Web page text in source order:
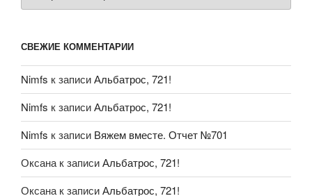
СВЕЖИЕ КОММЕНТАРИИ
Nimfs к записиАльбатрос, 721!
Nimfs к записиАльбатрос, 721!
Nimfs к записи Вяжем вместе. Отчет №701
Оксанак записиАльбатрос, 721!
Оксанак записиАльбатрос, 721!